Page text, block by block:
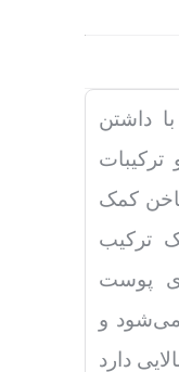
داشتن
ترکیبات
کمک
ترکیب
پوست
و